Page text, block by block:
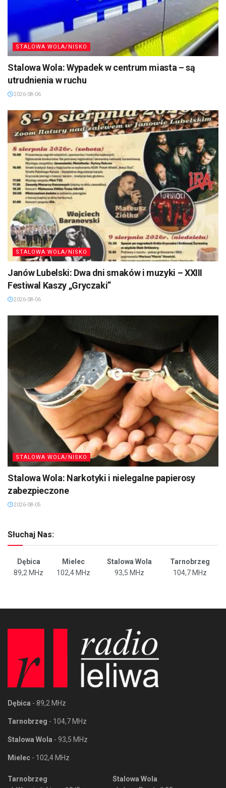
STALOWA WOLA/NISKO
Stalowa Wola: Wypadek w centrum miasta – są
utrudnienia w ruchu
2026-08-06
STALOWA WOLA/NISKO
Janów Lubelski: Dwa dni smaków i muzyki – XXIII
Festiwal Kaszy „Gryczaki”
2026-08-06
STALOWA WOLA/NISKO
Stalowa Wola: Narkotyki i nielegalne papierosy
zabezpieczone
2026-08-05
Słuchaj Nas:
Dębica Mielec Stalowa Wola
Tarnobrzeg
89,2 MHz
102,4 MHz 93,5 MHz 104,7 MHz
Dębica - 89,2 MHz
Tarnobrzeg - 104,7 MHz
Stalowa Wola - 93,5 MHz
Mielec - 102,4 MHz
Tarnobrzeg
Stalowa Wola